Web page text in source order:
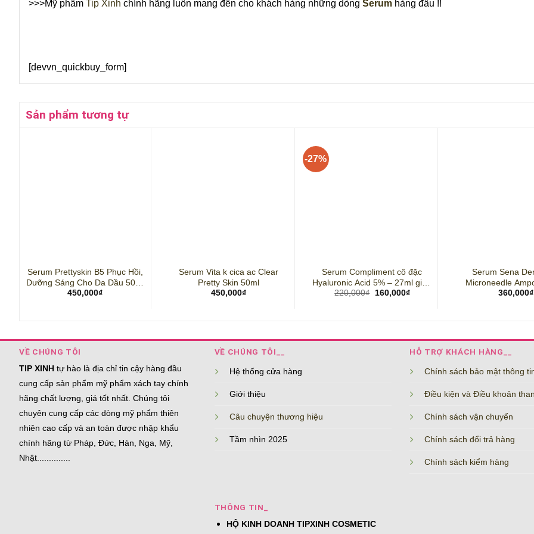
>>>Mỹ phẩm Tip Xinh chính hãng luôn mang đến cho khách hàng những dòng Serum hàng đầu !!
[devvn_quickbuy_form]
Sản phẩm tương tự
Serum Prettyskin B5 Phục Hồi,
Dưỡng Sáng Cho Da Dầu 50ml
Multi Hydra B5 Max Serum
450,000₫
Serum Vita k cica ac Clear
Pretty Skin 50ml
450,000₫
-27%
Serum Compliment cô đặc
Hyaluronic Acid 5% – 27ml giúp
cấp ẩm, tái tạo, cải thiện da lão
220,000₫
Giá
160,000₫Giá
Serum Sena
Microneedle
Quốc
360,000₫
VỀ CHÚNG TÔI
TIP XINH tự hào là địa chỉ tin cậy hàng đầu
cung cấp sản phẩm mỹ phẩm xách tay chính
hãng chất lượng, giá tốt nhất. Chúng tôi
chuyên cung cấp các dòng mỹ phẩm thiên
nhiên cao cấp và an toàn được nhập khẩu
chính hãng từ Pháp, Đức, Hàn, Nga, Mỹ,
Nhật..............
VỀ CHÚNG TÔI__
Hệ thống cửa hàng
Giới thiệu
Câu chuyện thương hiệu
Tầm nhìn 2025
HỖ TRỢ KHÁCH HÀNG__
Chính sách bảo mật thông
Điều kiện và Điều khoản
Chính sách vận chuyển
Chính sách đổi trả hàng
Chính sách kiểm hàng
THÔNG TIN_
HỘ KINH DOANH TIPXINH COSMETIC